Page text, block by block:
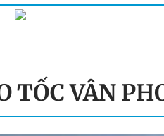
TỐC VÂN